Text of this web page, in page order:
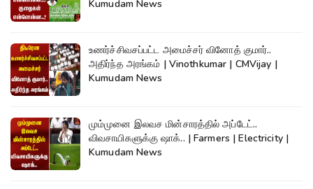
Kumudam News
உணர்ச்சிவசப்பட்ட அமைச்சர் வினோத் குமார்..
அதிர்ந்த அரங்கம் | Vinothkumar | CMVijay |
Kumudam News
மும்முனை இலவச மின்சாரத்தில் அப்டேட்..
விவசாயிகளுக்கு ஷாக்.. | Farmers | Electricity |
Kumudam News